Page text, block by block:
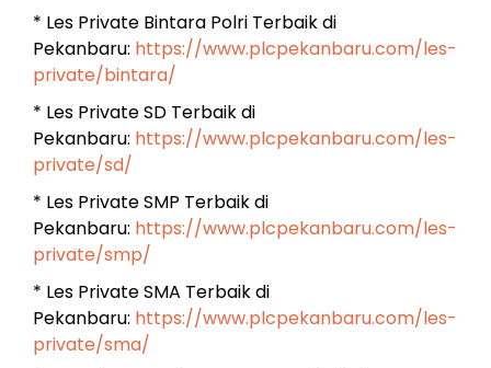
* Les Private Bintara Polri Terbaik di
Pekanbaru: https://www.plcpekanbaru.com/les-
private/bintara/
* Les Private SD Terbaik di
Pekanbaru: https://www.plcpekanbaru.com/les-
private/sd/
* Les Private SMP Terbaik di
Pekanbaru: https://www.plcpekanbaru.com/les-
private/smp/
* Les Private SMA Terbaik di
Pekanbaru: https://www.plcpekanbaru.com/les-
private/sma/